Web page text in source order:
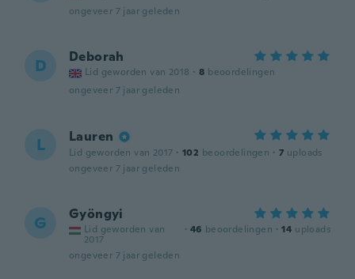
ongeveer 7 jaar geleden
D Deborah
Lid geworden van 2018 · 8 beoordelingen
ongeveer 7 jaar geleden
L Lauren
Lid geworden van 2017 · 102 beoordelingen · 7 uploads
ongeveer 7 jaar geleden
G Gyöngyi
Lid geworden van
2017
· 46 beoordelingen · 14 uploads
ongeveer 7 jaar geleden